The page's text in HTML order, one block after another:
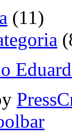
(11)